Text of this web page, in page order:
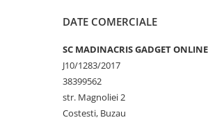
DATE COMERCIALE
SC MADINACRIS GADGET
J10/1283/2017
38399562
str. Magnoliei 2
Costesti, Buzau